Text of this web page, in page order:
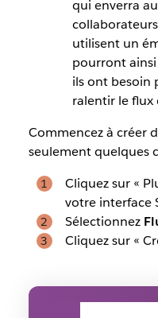
qui enverra
collaborateurs
utilisent un
pourront
ils ont besoin
ralentir le flux
Commencez à créer
seulement quelques
Cliquez sur «
votre interface
Sélectionnez
Cliquez sur «